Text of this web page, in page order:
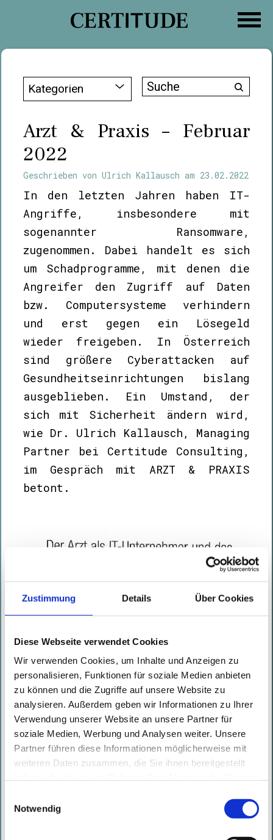
Zustimmung Details Über Cookies
Diese Webseite verwendet Cookies
Wir verwenden Cookies, um Inhalte und Anzeigen zu
personalisieren, Funktionen für soziale Medien anbieten
zu können und die Zugriffe auf unsere Website zu
analysieren. Außerdem geben wir Informationen zu Ihrer
Verwendung unserer Website an unsere Partner für
soziale Medien, Werbung und Analysen weiter. Unsere
Partner führen diese Informationen möglicherweise mit
weiteren Daten zusammen, die Sie ihnen bereitgestellt
Einwilligung nicht nur von uns, sondern auch von
Drittanbietern Daten verarbeitet, die ihren Sitz teilweise in
Notwendig
Kategorien
Suche
Arzt & Praxis – Februar
2022
Geschrieben vonUlrich Kallausch am 23.02.2022
In den letzten Jahren haben IT-
Angriffe, insbesondere mit
sogenannter Ransomware,
zugenommen. Dabei handelt es sich
um Schadprogramme, mit denen die
Angreifer den Zugriff auf Daten
bzw. Computersysteme verhindern
und erst gegen ein Lösegeld
wieder freigeben. In Österreich
sind größere Cyberattacken auf
Gesundheitseinrichtungen bislang
ausgeblieben. Ein Umstand, der
sich mit Sicherheit ändern wird,
wie Dr. Ulrich Kallausch, Managing
Partner bei Certitude Consulting,
im Gespräch mit ARZT & PRAXIS
betont.